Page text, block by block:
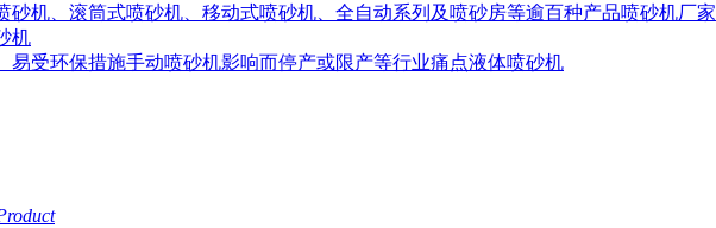
砂机、滚筒式喷砂机、移动式喷砂机、全自动系列及喷砂房等逾百种产品喷砂机厂
机
易受环保措施手动喷砂机影响而停产或限产等行业痛点液体喷砂机